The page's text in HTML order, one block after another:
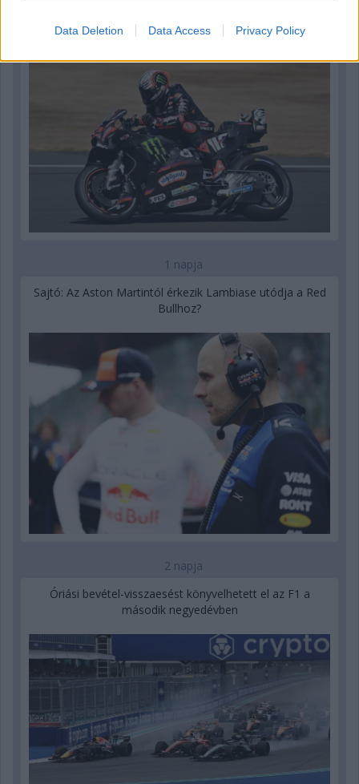
Data Deletion Data Access Privacy Policy
körrekordon
1 napja
Sajtó: Az Aston Martintól érkezik Lambiase utódja a Red
Bullhoz?
2 napja
Óriási bevétel-visszaesést könyvelhetett el az F1 a
második negyedévben